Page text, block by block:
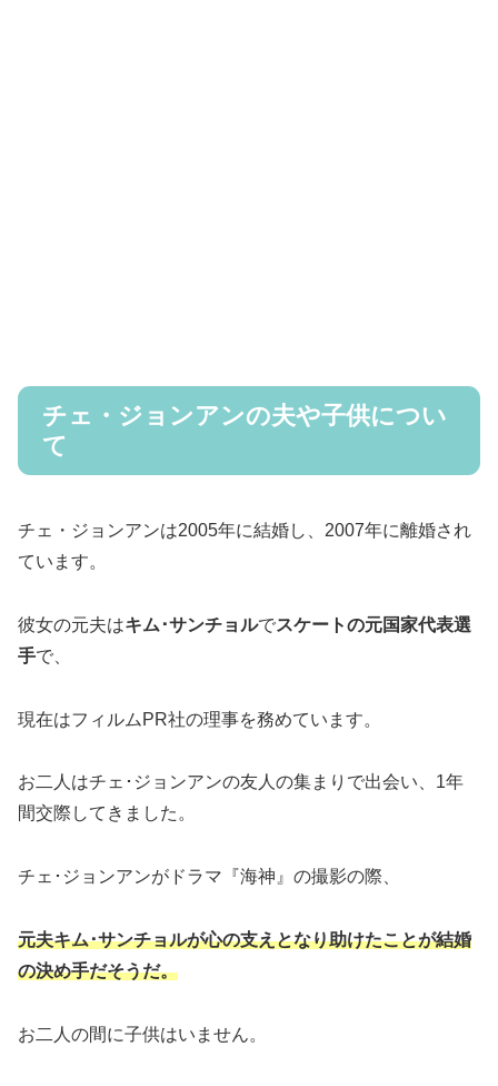
チェ・ジョンアンの夫や子供につい
て
チェ・ジョンアンは2005年に結婚し、2007年に離婚され
ています。
彼女の元夫はキム･サンチョルでスケートの元国家代表選
手で、
現在はフィルムPR社の理事を務めています。
お二人はチェ･ジョンアンの友人の集まりで出会い、1年
間交際してきました。
チェ･ジョンアンがドラマ『海神』の撮影の際、
元夫キム･サンチョルが心の支えとなり助けたことが結婚
の決め手だそうだ。
お二人の間に子供はいません。